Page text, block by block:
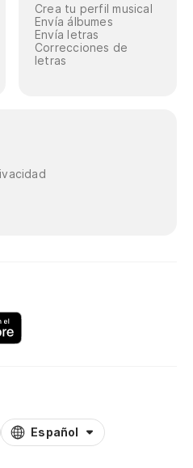
Crea tu perfil musical
Envía álbumes
Envía letras
Correcciones de
letras
Español